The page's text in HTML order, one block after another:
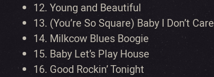
12. Young and Beautiful
13. (You’re So Square) Baby I Don’t Care
14. Milkcow Blues Boogie
15. Baby Let’s Play House
16. Good Rockin’ Tonight